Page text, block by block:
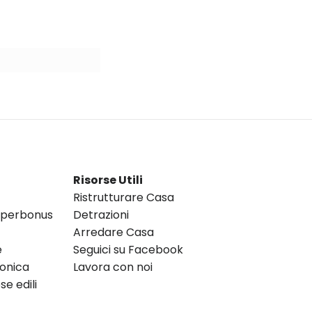
edili
Risorse Utili
Ristrutturare Casa
Detrazioni
Arredare Casa
Seguici su Facebook
Lavora con noi